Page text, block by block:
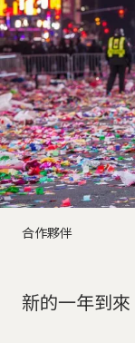
合作夥伴
新的一年到